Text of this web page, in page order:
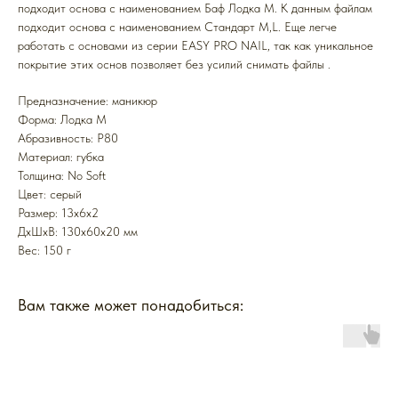
подходит основа с наименованием Баф Лодка M. К данным файлам
подходит основа с наименованием Стандарт M,L. Еще легче
работать с основами из серии EASY PRO NAIL, так как уникальное
покрытие этих основ позволяет без усилий снимать файлы .
Предназначение: маникюр
Форма: Лодка M
Абразивность: P80
Mатериал: губка
Толщина: No Soft
Цвет: серый
Размер: 13х6х2
ДxШxВ: 130x60x20 мм
Вес: 150 г
Вам также может понадобиться: